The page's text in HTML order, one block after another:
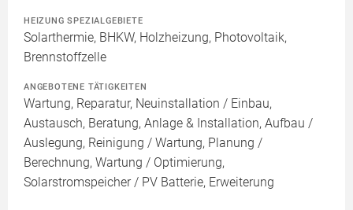
HEIZUNG SPEZIALGEBIETE
Solarthermie, BHKW, Holzheizung, Photovoltaik,
Brennstoffzelle
ANGEBOTENE TÄTIGKEITEN
Wartung, Reparatur, Neuinstallation / Einbau,
Austausch, Beratung, Anlage & Installation, Aufbau /
Auslegung, Reinigung / Wartung, Planung /
Berechnung, Wartung / Optimierung,
Solarstromspeicher / PV Batterie, Erweiterung